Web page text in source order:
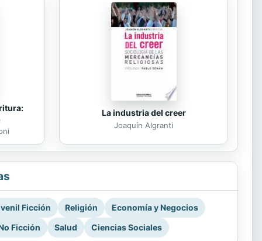
La industria del creer
Joaquín Algranti
Ficción Religión
Economía y Negocios
Ficción
Salud Ciencias Sociales